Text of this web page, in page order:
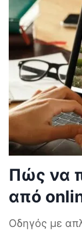
Πώς να
από
Οδηγός με